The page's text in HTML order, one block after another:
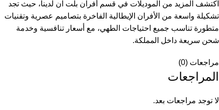
اكتشف المزيد من الموديلات في قسم أفران بلت ان لدينا، حيث تجد
تشكيلة واسعة من الأفران الإيطالية الفاخرة بتصاميم عصرية وتقنيات
متطورة تناسب جميع احتياجات الطهي، مع أسعار تنافسية وخدمة
شحن سريعة داخل المملكة.
مراجعات (0)
المراجعات
لا توجد مراجعات بعد.